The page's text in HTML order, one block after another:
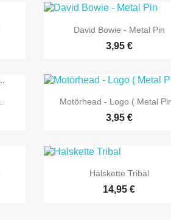
 Vorschau
David Bowie - Metal Pin
3,95 €
 Vorschau
Motörhead - Logo ( Metal
3,95 €
 Vorschau
Halskette Tribal
14,95 €